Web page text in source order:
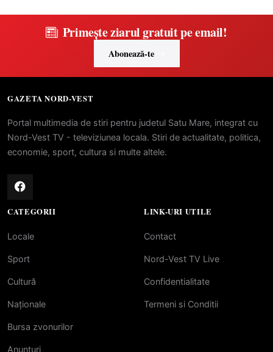
Primește ziarul gratuit pe email!
Abonează-te
GAZETA NORD-VEST
Portal multimedia de stiri pentru judetul Satu Mare, integrat cu
Nord-Vest TV - televiziunea locala. Stiri de actualitate, politica,
economie, sport, cultura si multe altele.
CATEGORII
Locale
Sport
Cultură
Naționale
Bursa zvonurilor
Anunțuri
LINK-URI UTILE
Contact
Nord-Vest TV Live
Confidentialitate
Termeni si Conditii